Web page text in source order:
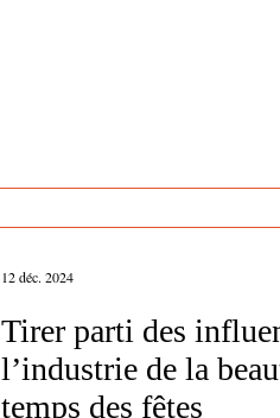
Tirer parti des
l’industrie de la
temps des fêtes
12 déc. 2024